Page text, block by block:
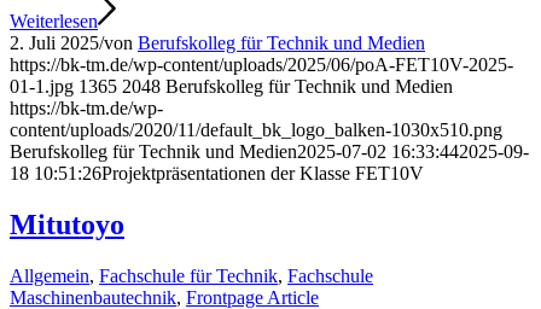
Weiterlesen
2. Juli 2025/von Berufskolleg für Technik und Medien
https://bk-tm.de/wp-content/uploads/2025/06/poA-FET10V-2025-
01-1.jpg 1365 2048 Berufskolleg für Technik und Medien
https://bk-tm.de/wp-
content/uploads/2020/11/default_bk_logo_balken-1030x510.png
Berufskolleg für Technik und Medien2025-07-02 16:33:442025-09-
18 10:51:26Projektpräsentationen der Klasse FET10V
Mitutoyo
Allgemein, Fachschule für Technik, Fachschule
Maschinenbautechnik, Frontpage Article